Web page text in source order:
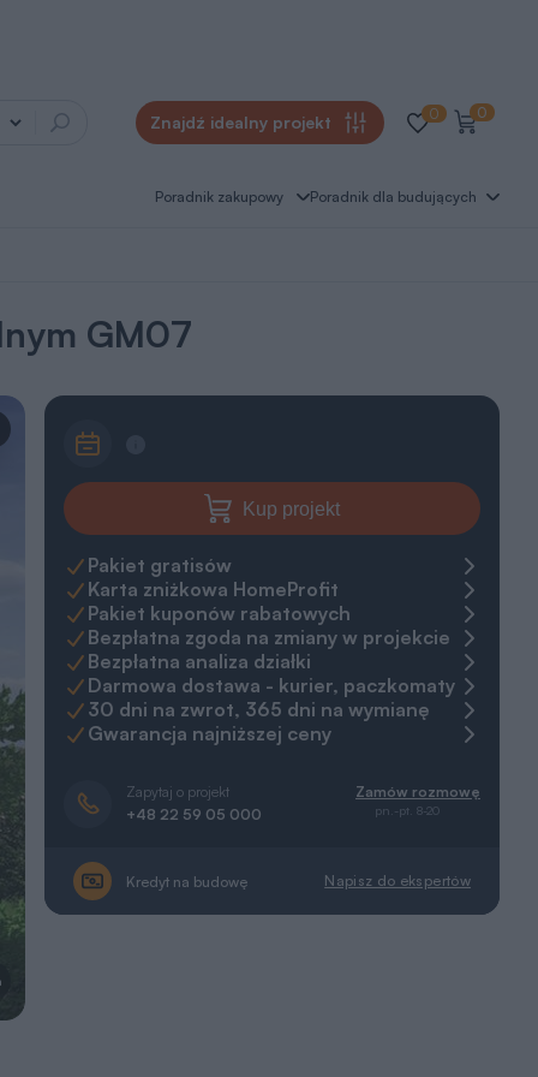
Znajdź idealny projekt 0 0
Poradnik zakupowy Poradnik dla budujących
GM07
Kup projekt
Pakiet gratisów
Karta zniżkowa HomeProfit
Pakiet kuponów rabatowych
Bezpłatna zgoda na zmiany w projekcie
Bezpłatna analiza działki
Darmowa dostawa - kurier, paczkomaty
30 dni na zwrot, 365 dni na wymianę
Gwarancja najniższej ceny
Zapytaj o projekt
+48 22 59 05 000
Zamów rozmowę
pn.-pt. 8-20
Kredyt na budowę Napisz do ekspertów